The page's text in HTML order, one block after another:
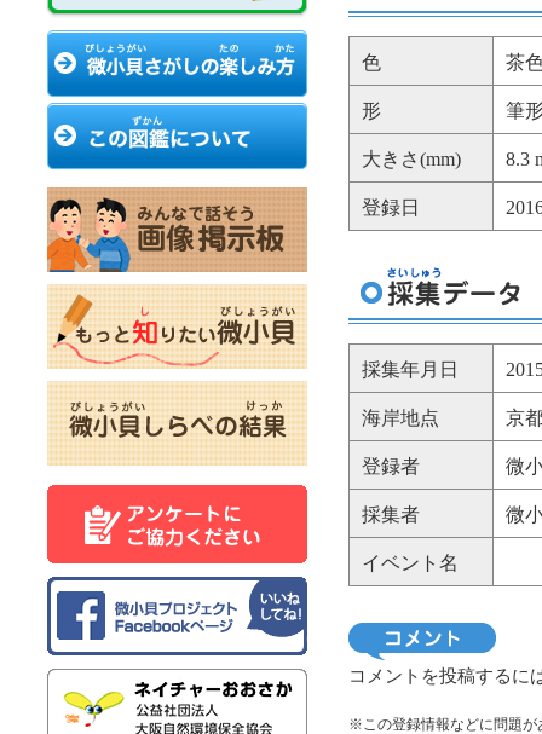
色 茶
形 筆
大きさ(mm) 8.3
登録日
採集年月日
海岸地点 京
登録者 微
採集者 微
イベント名
コメントを投稿するに
※この登録情報などに問題が